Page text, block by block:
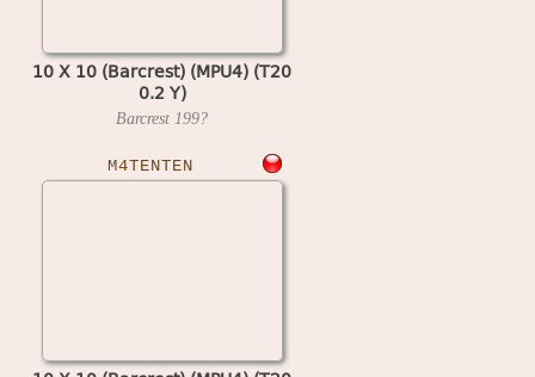
10 X 10 (Barcrest) (MPU4) (T20
0.2 Y)
Barcrest 199?
M4TENTEN